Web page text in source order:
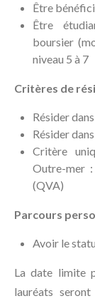
Être
Être
boursier
niveau 5 à 7
Critères de
Résider
Résider
Critère
Outre-mer
(QVA)
Parcours
Avoir le
La date limite
lauréats